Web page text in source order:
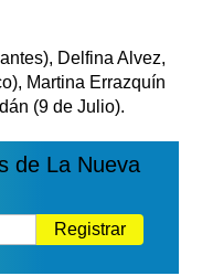
Delfina Alvez,
Martina Errazquín
(9 de Julio).
de La Nueva
Registrar